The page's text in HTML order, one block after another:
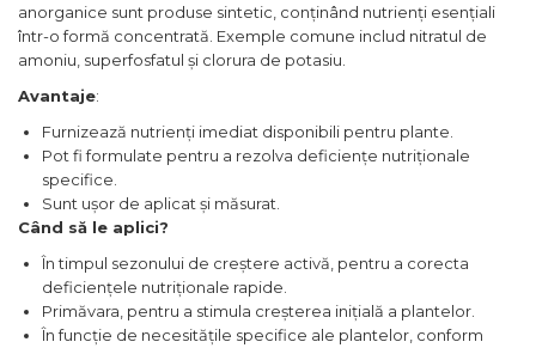
anorganice sunt produse sintetic, conținând nutrienți esențiali
într-o formă concentrată. Exemple comune includ nitratul de
amoniu, superfosfatul și clorura de potasiu.
Avantaje:
Furnizează nutrienți imediat disponibili pentru plante.
Pot fi formulate pentru a rezolva deficiențe nutriționale
specifice.
Sunt ușor de aplicat și măsurat.
Când să le aplici?
În timpul sezonului de creștere activă, pentru a corecta
deficiențele nutriționale rapide.
Primăvara, pentru a stimula creșterea inițială a plantelor.
În funcție de necesitățile specifice ale plantelor, conform